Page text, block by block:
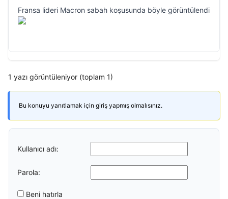
Fransa lideri Macron sabah koşusunda böyle görüntülendi
1 yazı görüntüleniyor (toplam 1)
Bu konuyu yanıtlamak için giriş yapmış olmalısınız.
Kullanıcı adı:
Parola:
Beni hatırla